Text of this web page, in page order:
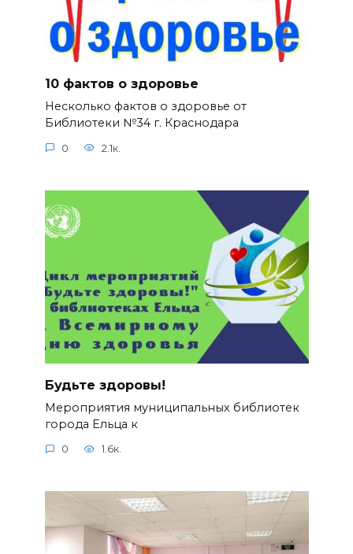
10 фактов о здоровье
Несколько фактов о здоровье от
Библиотеки №34 г. Краснодара
0 2.1к.
Будьте здоровы!
Мероприятия муниципальных библиотек
города Ельца к
0 1.6к.